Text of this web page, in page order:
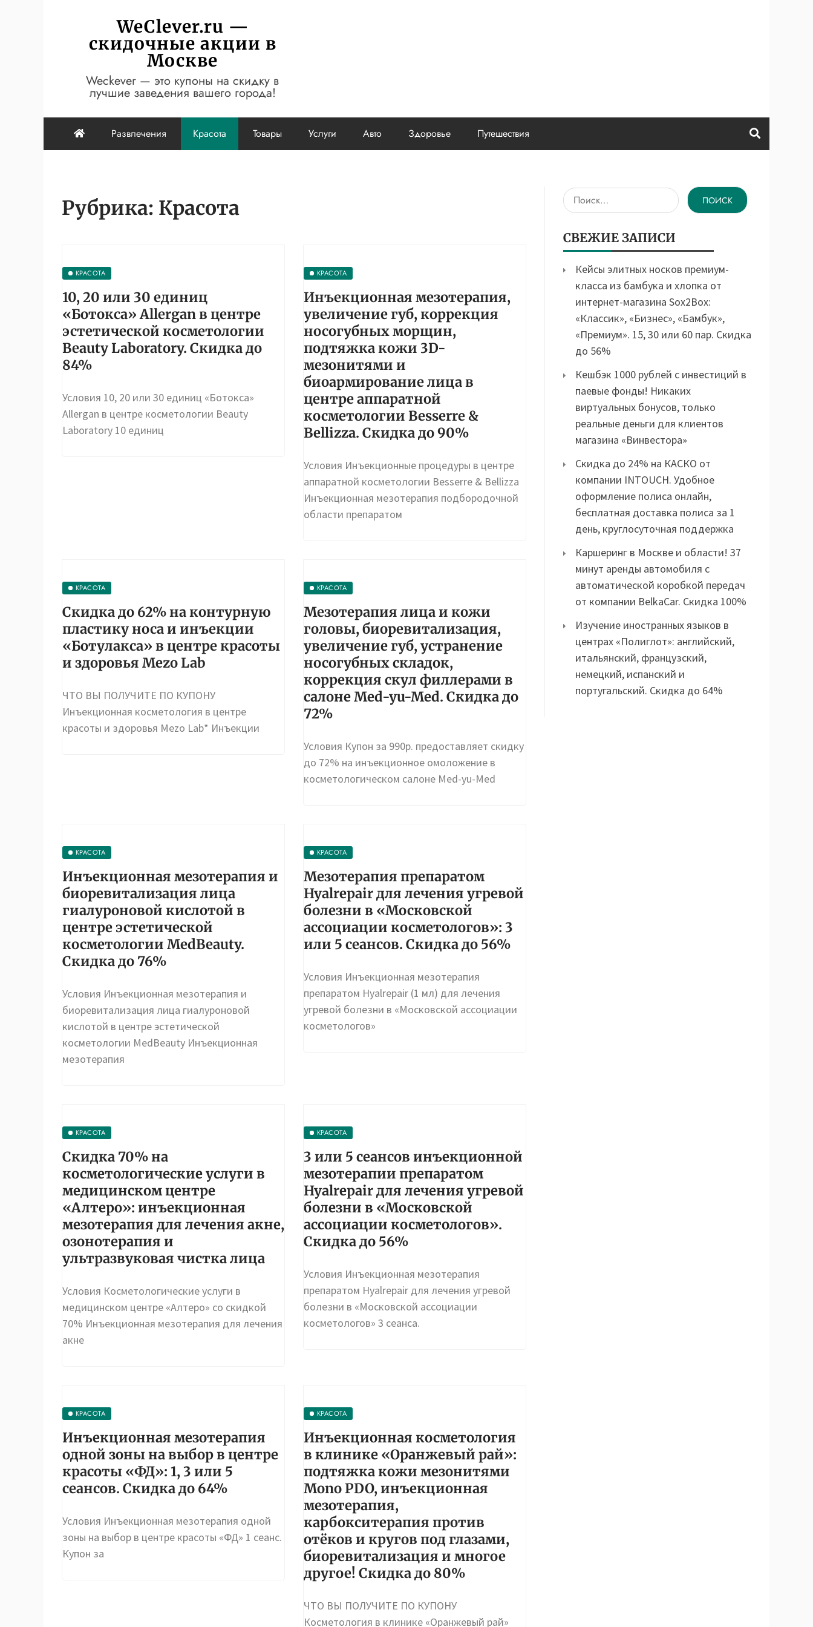
содержимому
WeClever.ru —
скидочные акции в
Москве
Weckever — это купоны на скидку в
лучшие заведения вашего города!
Развлечения Красота Товары Услуги Авто Здоровье Путешествия
Рубрика: Красота
КРАСОТА
10, 20 или 30 единиц
«Ботокса» Allergan в центре
эстетической косметологии
Beauty Laboratory. Скидка до
84%
Условия 10, 20 или 30 единиц «Ботокса»
Allergan в центре косметологии Beauty
Laboratory 10 единиц
КРАСОТА
Инъекционная мезотерапия,
увеличение губ, коррекция
носогубных морщин,
подтяжка кожи 3D-
мезонитями и
биоармирование лица в
центре аппаратной
косметологии Besserre &
Bellizza. Скидка до 90%
Условия Инъекционные процедуры в центре
аппаратной косметологии Besserre & Bellizza
Инъекционная мезотерапия подбородочной
области препаратом
КРАСОТА
Скидка до 62% на контурную
пластику носа и инъекции
«Ботулакса» в центре красоты
и здоровья Mezo Lab
ЧТО ВЫ ПОЛУЧИТЕ ПО КУПОНУ
Инъекционная косметология в центре
красоты и здоровья Mezo Lab* Инъекции
КРАСОТА
Мезотерапия лица и кожи
головы, биоревитализация,
увеличение губ, устранение
носогубных складок,
коррекция скул филлерами в
салоне Med-yu-Med. Скидка до
72%
Условия Купон за 990р. предоставляет скидку
до 72% на инъекционное омоложение в
косметологическом салоне Med-yu-Med
КРАСОТА
Инъекционная мезотерапия и
биоревитализация лица
гиалуроновой кислотой в
центре эстетической
косметологии MedBeauty.
Скидка до 76%
Условия Инъекционная мезотерапия и
биоревитализация лица гиалуроновой
кислотой в центре эстетической
косметологии MedBeauty Инъекционная
мезотерапия
КРАСОТА
Мезотерапия препаратом
Hyalrepair для лечения угревой
болезни в «Московской
ассоциации косметологов»: 3
или 5 сеансов. Скидка до 56%
Условия Инъекционная мезотерапия
препаратом Hyalrepair (1 мл) для лечения
угревой болезни в «Московской ассоциации
косметологов»
КРАСОТА
Скидка 70% на
косметологические услуги в
медицинском центре
«Алтеро»: инъекционная
мезотерапия для лечения акне,
озонотерапия и
ультразвуковая чистка лица
Условия Косметологические услуги в
медицинском центре «Алтеро» со скидкой
70% Инъекционная мезотерапия для лечения
акне
КРАСОТА
3 или 5 сеансов инъекционной
мезотерапии препаратом
Hyalrepair для лечения угревой
болезни в «Московской
ассоциации косметологов».
Скидка до 56%
Условия Инъекционная мезотерапия
препаратом Hyalrepair для лечения угревой
болезни в «Московской ассоциации
косметологов» 3 сеанса.
КРАСОТА
Инъекционная мезотерапия
одной зоны на выбор в центре
красоты «ФД»: 1, 3 или 5
сеансов. Скидка до 64%
Условия Инъекционная мезотерапия одной
зоны на выбор в центре красоты «ФД» 1 сеанс.
Купон за
КРАСОТА
Инъекционная косметология
в клинике «Оранжевый рай»:
подтяжка кожи мезонитями
Mono PDO, инъекционная
мезотерапия,
карбокситерапия против
отёков и кругов под глазами,
биоревитализация и многое
другое! Скидка до 80%
ЧТО ВЫ ПОЛУЧИТЕ ПО КУПОНУ
Косметология в клинике «Оранжевый рай»
Найти:
СВЕЖИЕ ЗАПИСИ
Кейсы элитных носков премиум-
класса из бамбука и хлопка от
интернет-магазина Sox2Box:
«Классик», «Бизнес», «Бамбук»,
«Премиум». 15, 30 или 60 пар. Скидка
до 56%
Кешбэк 1000 рублей с инвестиций в
паевые фонды! Никаких
виртуальных бонусов, только
реальные деньги для клиентов
магазина «Винвестора»
Скидка до 24% на КАСКО от
компании INTOUCH. Удобное
оформление полиса онлайн,
бесплатная доставка полиса за 1
день, круглосуточная поддержка
Каршеринг в Москве и области! 37
минут аренды автомобиля с
автоматической коробкой передач
от компании BelkaCar. Скидка 100%
Изучение иностранных языков в
центрах «Полиглот»: английский,
итальянский, французский,
немецкий, испанский и
португальский. Скидка до 64%